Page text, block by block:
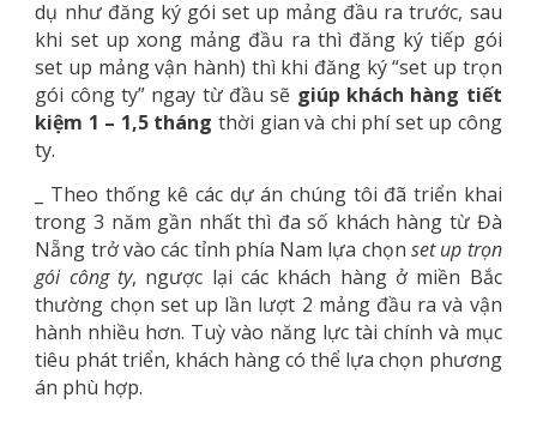
dụ như đăng ký gói set up mảng đầu ra trước, sau
khi set up xong mảng đầu ra thì đăng ký tiếp gói
set up mảng vận hành) thì khi đăng ký “set up trọn
gói công ty” ngay từ đầu sẽ giúp khách hàng tiết
kiệm 1 – 1,5 tháng thời gian và chi phí set up công
ty.
_ Theo thống kê các dự án chúng tôi đã triển khai
trong 3 năm gần nhất thì đa số khách hàng từ Đà
Nẵng trở vào các tỉnh phía Nam lựa chọnset up trọn
gói công ty, ngược lại các khách hàng ở miền Bắc
thường chọn set up lần lượt 2 mảng đầu ra và vận
hành nhiều hơn. Tuỳ vào năng lực tài chính và mục
tiêu phát triển, khách hàng có thể lựa chọn phương
án phù hợp.